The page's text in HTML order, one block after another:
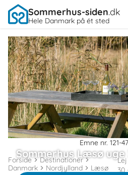
Sommerhus-siden.dk
Hele Danmark på ét sted
Emne nr. 121-
Sommerhus Læsø uge
Forside
Destinationer
Danmark
Nordjylland Læsø
30